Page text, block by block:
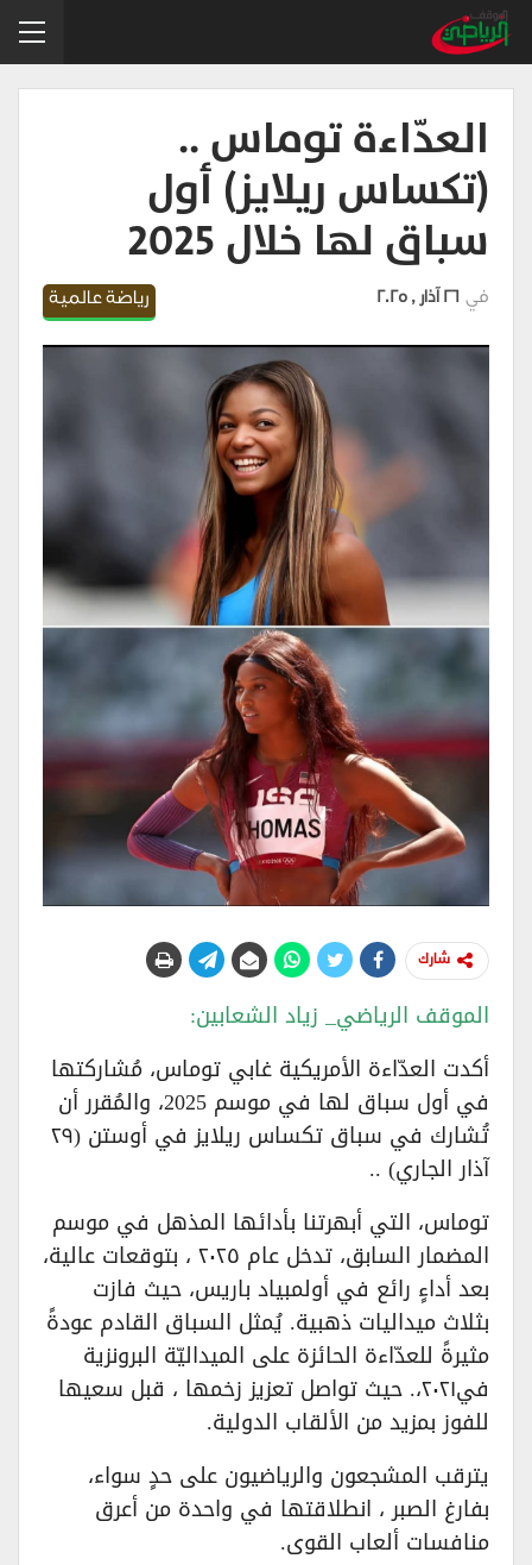
العدّاءة توماس ..
(تكساس ريلايز) أول
سباق لها خلال 2025
رياضة عالمية في 26 آذار , 2025
شارك
الموقف الرياضي_ زياد الشعابين:
أكدت العدّاءة الأمريكية غابي توماس، مُشاركتها
في أول سباق لها في موسم 2025، والمُقرر أن
تُشارك في سباق تكساس ريلايز في أوستن (٢٩
آذار الجاري) ..
توماس، التي أبهرتنا بأدائها المذهل في موسم
المضمار السابق، تدخل عام ٢٠٢٥ ، بتوقعات عالية،
بعد أداءٍ رائع في أولمبياد باريس، حيث فازت
بثلاث ميداليات ذهبية. يُمثل السباق القادم عودةً
مثيرةً للعدّاءة الحائزة على الميداليّة البرونزية
في٢٠٢١،. حيث تواصل تعزيز زخمها ، قبل سعيها
للفوز بمزيد من الألقاب الدولية.
يترقب المشجعون والرياضيون على حدٍ سواء،
بفارغ الصبر ، انطلاقتها في واحدة من أعرق
منافسات ألعاب القوى.